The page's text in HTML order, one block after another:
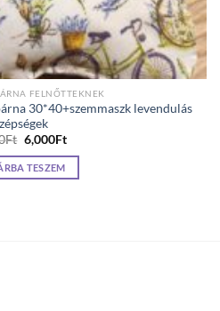
FELNŐTTEKNEK
30*40+szemmaszk levendulás
Ft Original
price
was:
6,600Ft.
6,000FtCurrent
is:
TESZEM